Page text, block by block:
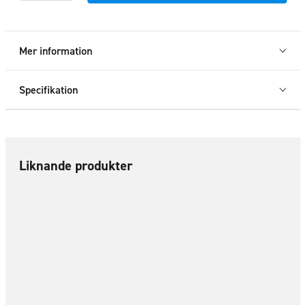
TGE/
Crafter
Mer information
Specifikation
Liknande produkter